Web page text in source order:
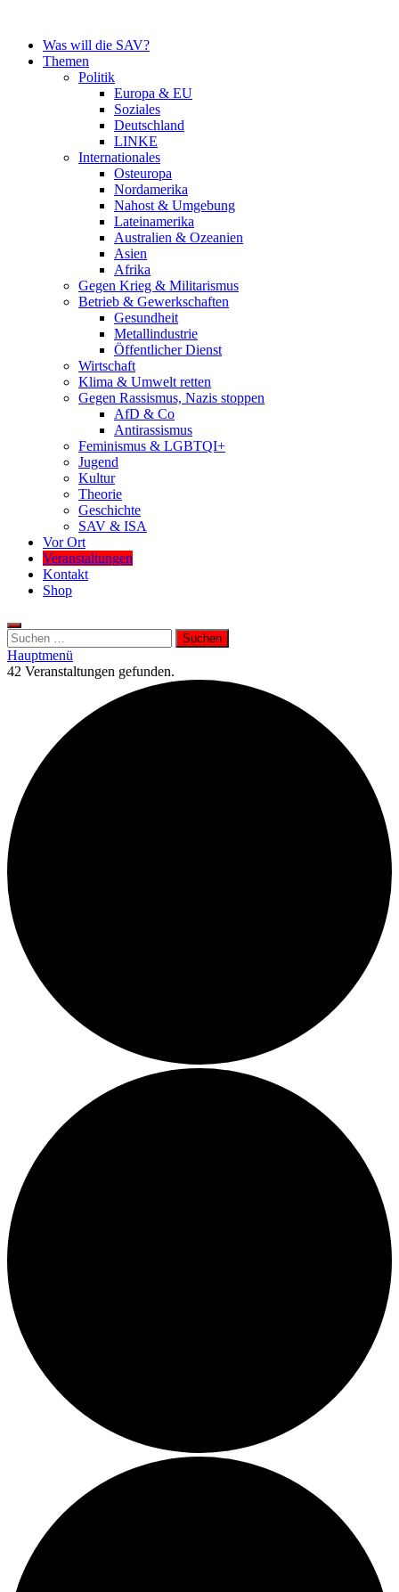
springenWas will die SAV?
Themen
Politik
Europa & EU
Soziales
Deutschland
LINKE
Internationales
Osteuropa
Nordamerika
Nahost & Umgebung
Lateinamerika
Australien & Ozeanien
Asien
Afrika
Gegen Krieg & Militarismus
Betrieb & Gewerkschaften
Gesundheit
Metallindustrie
Öffentlicher Dienst
Wirtschaft
Klima & Umwelt retten
Gegen Rassismus, Nazis stoppen
AfD & Co
Antirassismus
Feminismus & LGBTQI+
Jugend
Kultur
Theorie
Geschichte
SAV & ISA
Vor Ort
Veranstaltungen
Kontakt
Shop
Suchen
nach:
Hauptmenü
42 Veranstaltungen gefunden.